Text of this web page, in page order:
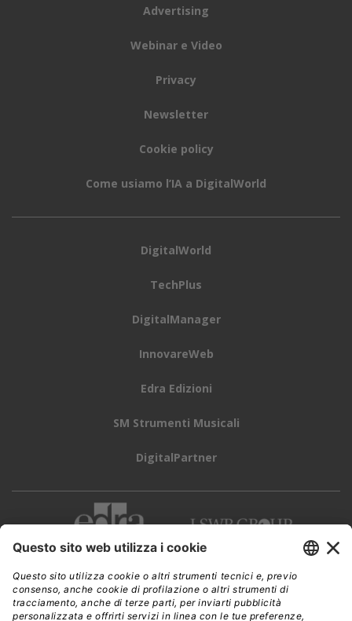
Advertising
Webinar e Video
Privacy
Newsletter
Cookie policy
Come usiamo l’IA a DigitalWorld
DigitalWorld
TechPlus
DigitalManager
InnovareWeb
Edra Edizioni
SM Strumenti Musicali
DigitalPartner
CWI è una testata giornalistica diEdra Edizioni s.r.l.
Direzione, amministrazione, redazione, pubblicità
Viale Enrico Forlanini 21 - 20134 Milano